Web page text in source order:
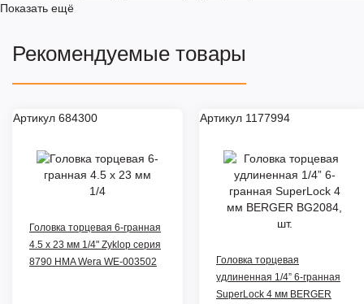
Показать ещё
Рекомендуемые товары
Артикул 684300
Головка торцевая 6-гранная
4.5 x 23 мм 1/4" Zyklop серия
8790 HMA Wera WE-003502
Артикул 1177994
Головка торцевая
удлиненная 1/4” 6-гранная
SuperLock 4 мм BERGER